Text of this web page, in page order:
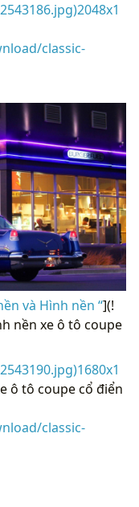
classic-
và Hình nền “](!
nền xe ô tô coupe
ô tô coupe cổ điển
classic-